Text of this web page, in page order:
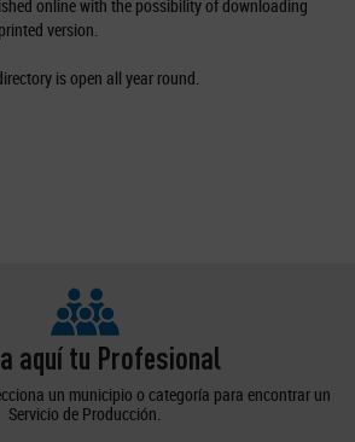
online with the possibility of downloading
version.
is open all year round.
aquí tu Profesional
un municipio o categoría para encontrar un
Servicio de Producción.